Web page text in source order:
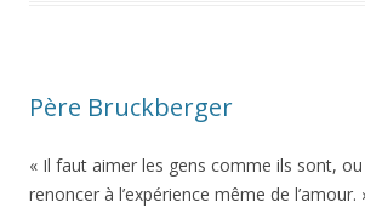
Père Bruckberger
« Il faut aimer les gens comme ils sont,
renoncer à l’expérience même de l’amour.